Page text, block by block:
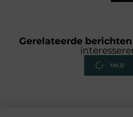
Gerelateerde berichten
MKB